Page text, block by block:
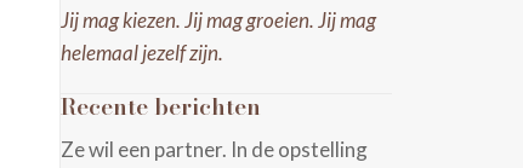
Jij mag kiezen. Jij mag groeien. Jij mag
helemaal jezelf zijn.
Recente berichten
Ze wil een partner. In de opstelling